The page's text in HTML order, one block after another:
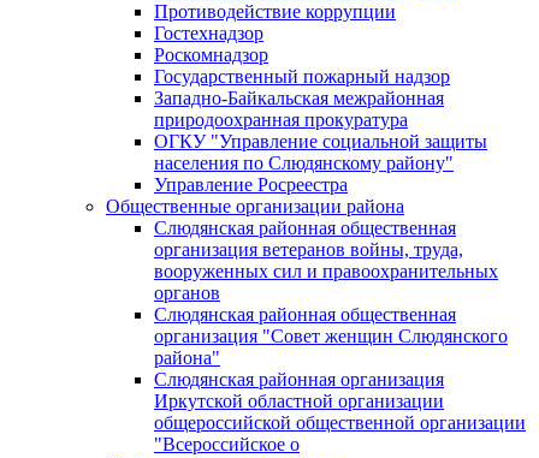
Противодействие коррупции
Гостехнадзор
Роскомнадзор
Государственный пожарный надзор
Западно-Байкальская межрайонная
природоохранная прокуратура
ОГКУ "Управление социальной защиты
населения по Слюдянскому району"
Управление Росреестра
Общественные организации района
Слюдянская районная общественная
организация ветеранов войны, труда,
вооруженных сил и правоохранительных
органов
Слюдянская районная общественная
организация "Совет женщин Слюдянского
района"
Слюдянская районная организация
Иркутской областной организации
общероссийской общественной организации
"Всероссийское о